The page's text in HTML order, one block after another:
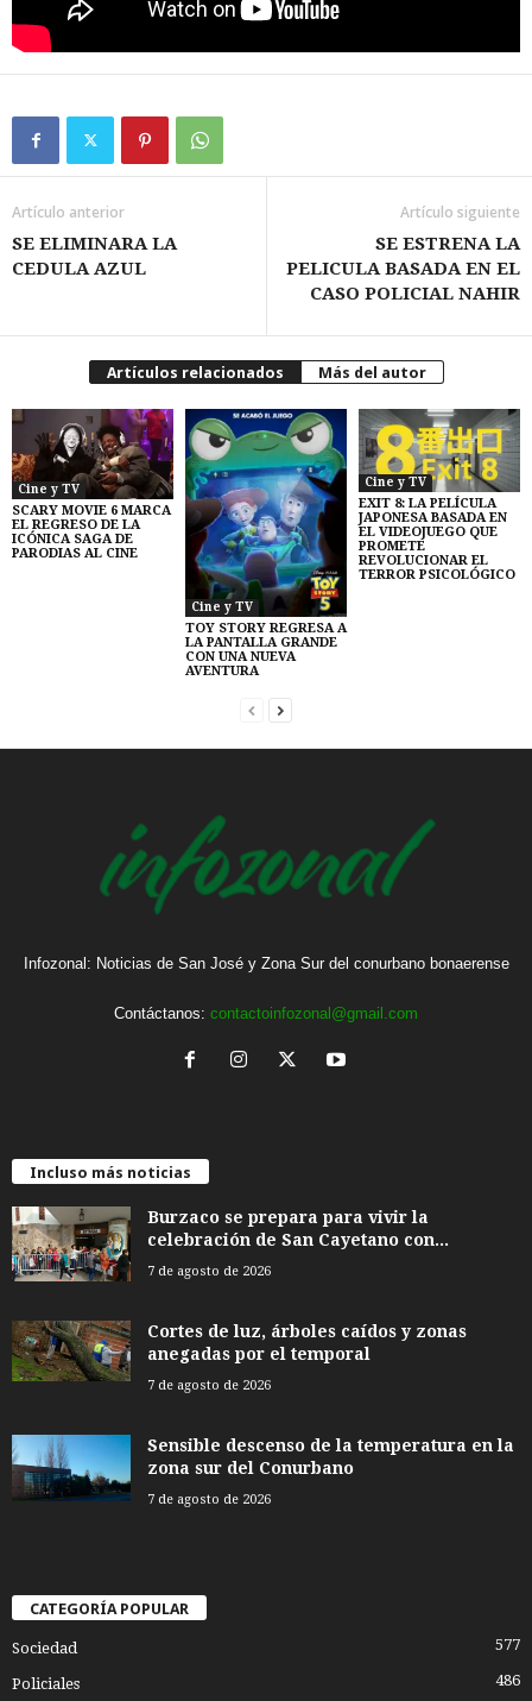
Artículo anterior
SE ELIMINARA LA
CEDULA AZUL
Artículo siguiente
SE ESTRENA LA
PELICULA BASADA EN EL
CASO POLICIAL NAHIR
Artículos relacionados Más del autor
Cine y TV
SCARY MOVIE 6 MARCA
EL REGRESO DE LA
ICÓNICA SAGA DE
PARODIAS AL CINE
Cine y TV
TOY STORY REGRESA A
LA PANTALLA GRANDE
CON UNA NUEVA
AVENTURA
Cine y TV
EXIT 8: LA PELÍCULA
JAPONESA BASADA EN
EL VIDEOJUEGO QUE
PROMETE
REVOLUCIONAR EL
TERROR PSICOLÓGICO
Infozonal: Noticias de San José y Zona Sur del conurbano bonaerense
Contáctanos: contactoinfozonal@gmail.com
Incluso más noticias
Burzaco se prepara para vivir la
celebración de San Cayetano con...
7 de agosto de 2026
Cortes de luz, árboles caídos y zonas
anegadas por el temporal
7 de agosto de 2026
Sensible descenso de la temperatura en la
zona sur del Conurbano
7 de agosto de 2026
CATEGORÍA POPULAR
Sociedad 577
Policiales 486